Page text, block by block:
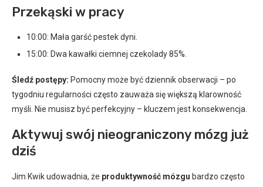
Przekąski w pracy
10:00: Mała garść pestek dyni.
15:00: Dwa kawałki ciemnej czekolady 85%.
Śledź postępy: Pomocny może być dziennik obserwacji – po
tygodniu regularności często zauważa się większą klarowność
myśli. Nie musisz być perfekcyjny – kluczem jest konsekwencja.
Aktywuj swój nieograniczony mózg już
dziś
Jim Kwik udowadnia, że produktywność mózgu bardzo często